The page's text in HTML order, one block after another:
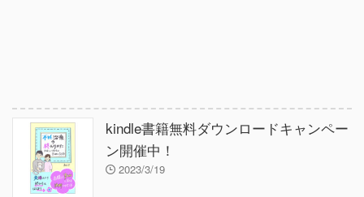
kindle書籍無料ダウンロードキャンペー
ン開催中！
2023/3/19